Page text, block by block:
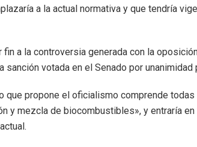
a la actual normativa y que tendría
a la controversia generada con la
votada en el Senado por unanimidad
que propone el oficialismo comprende
y mezcla de biocombustibles», y entraría